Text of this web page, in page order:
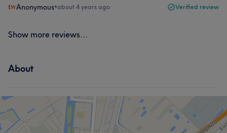
Anonymous•about 4 years ago Verified review
Show more reviews...
About